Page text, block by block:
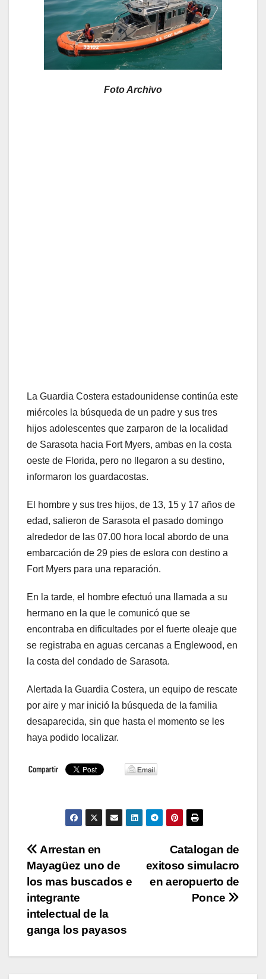
Foto Archivo
La Guardia Costera estadounidense continúa este
miércoles la búsqueda de un padre y sus tres
hijos adolescentes que zarparon de la localidad
de Sarasota hacia Fort Myers, ambas en la costa
oeste de Florida, pero no llegaron a su destino,
informaron los guardacostas.
El hombre y sus tres hijos, de 13, 15 y 17 años de
edad, salieron de Sarasota el pasado domingo
alrededor de las 07.00 hora local abordo de una
embarcación de 29 pies de eslora con destino a
Fort Myers para una reparación.
En la tarde, el hombre efectuó una llamada a su
hermano en la que le comunicó que se
encontraba en dificultades por el fuerte oleaje que
se registraba en aguas cercanas a Englewood, en
la costa del condado de Sarasota.
Alertada la Guardia Costera, un equipo de rescate
por aire y mar inició la búsqueda de la familia
desaparecida, sin que hasta el momento se les
haya podido localizar.
Navegación
de
entradas
Catalogan de
exitoso simulacro
en aeropuerto de
Ponce
Arrestan en
Mayagüez uno de
los mas buscados e
integrante
intelectual de la
ganga los payasos